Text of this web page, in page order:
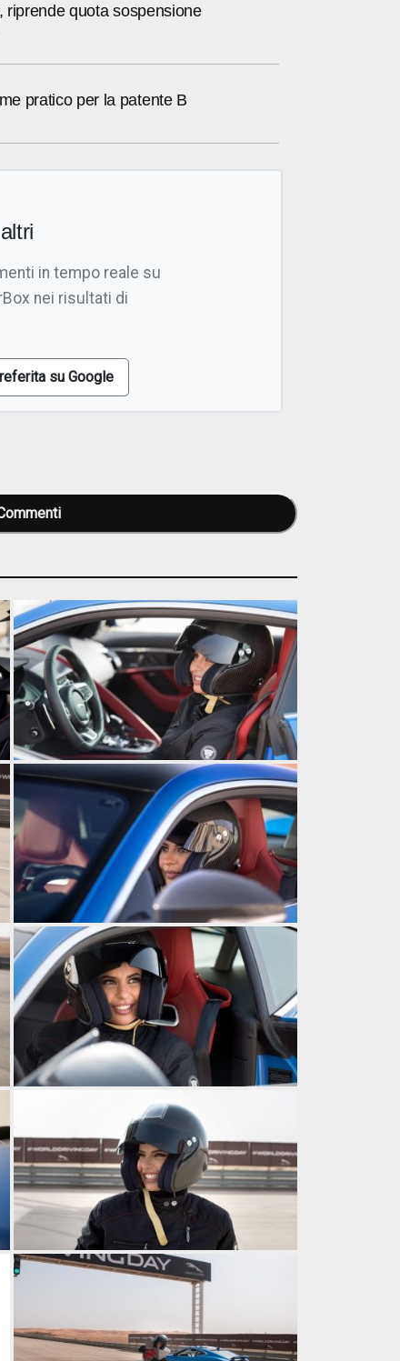
riprende quota sospensione
pratico per la patente B
in tempo reale su
nei risultati di
su Google